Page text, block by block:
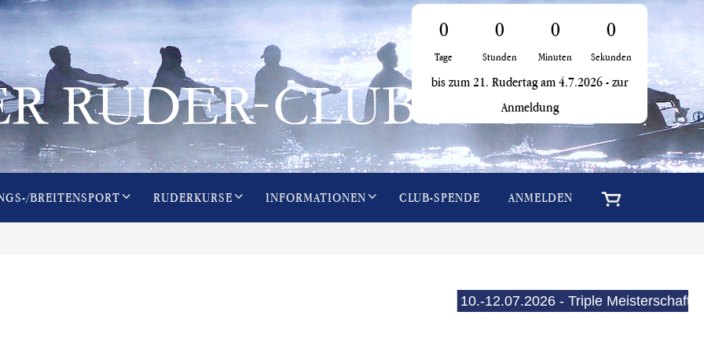
0
Tage
0
Stunden
0
Minuten
0
Sekunden
bis zum 21. Rudertag am 4.7.2026 - zur
Anmeldung
i
BREITENSPORT RUDERKURSE INFORMATIONEN CLUB-SPENDE ANMELDEN
10.-12.07.2026 - Triple Meisterschaften (E-See)